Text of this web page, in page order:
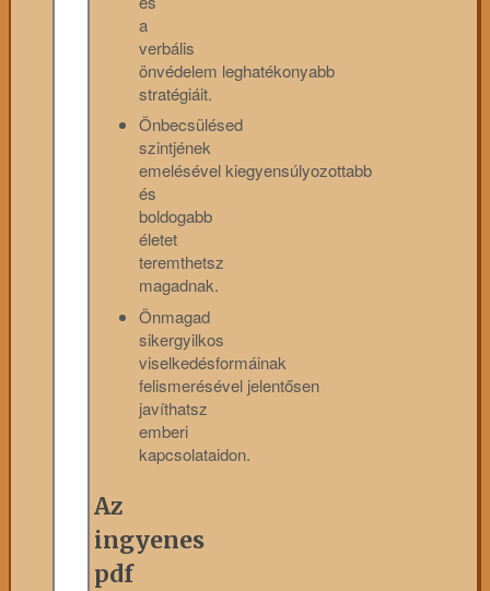
a
verbális
önvédelem leghatékonyabb
stratégiáit.
Önbecsülésed
szintjének
emelésével kiegyensúlyozottabb
és
boldogabb
életet
teremthetsz
magadnak.
Önmagad
sikergyilkos
viselkedésformáinak
felismerésével jelentősen
javíthatsz
emberi
kapcsolataidon.
Az
ingyenes
pdf